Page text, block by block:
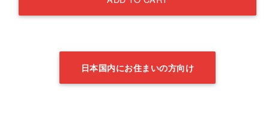
日本国内にお住まいの方向け